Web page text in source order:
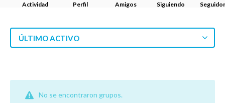
Actividad Perfil Amigos Siguiendo
ÚLTIMO ACTIVO
No se encontraron grupos.